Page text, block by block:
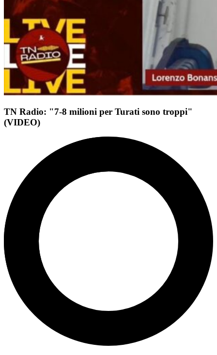
TN Radio: "7-8 milioni per Turati sono troppi"
(VIDEO)